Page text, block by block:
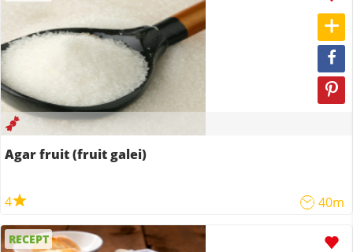
Agar fruit (fruit galei)
4 40m
RECEPT